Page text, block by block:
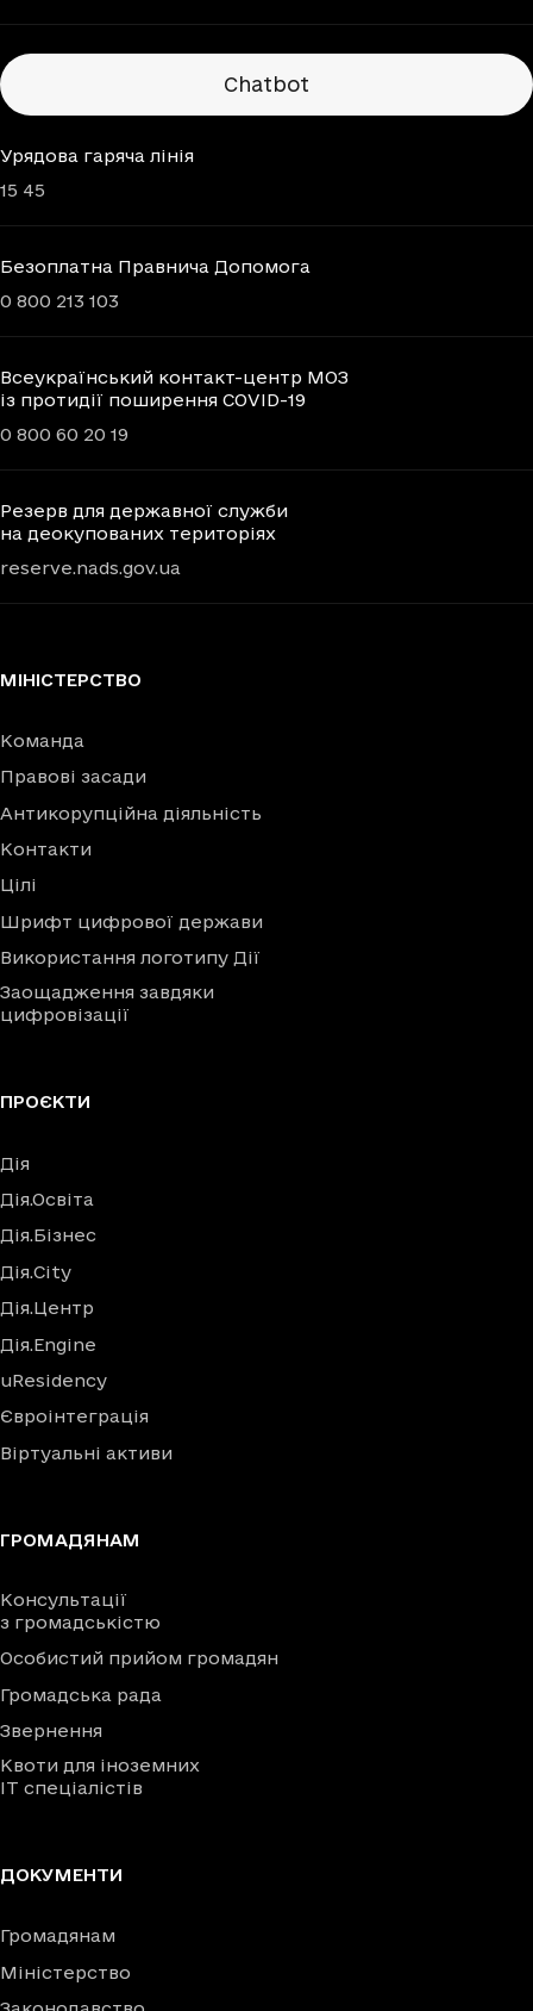
Chatbots
Chatbot
Урядова гаряча лінія
15 45
Безоплатна Правнича Допомога
0 800 213 103
Всеукраїнський контакт-центр МОЗ
із протидії поширення COVID-19
0 800 60 20 19
Резерв для державної служби
на деокупованих територіях
reserve.nads.gov.ua
МІНІСТЕРСТВО
Команда
Правові засади
Антикорупційна діяльність
Контакти
Цілі
Шрифт цифрової держави
Використання логотипу Дії
Заощадження завдяки
цифровізації
ПРОЄКТИ
Дія
Дія.Освіта
Дія.Бізнес
Дія.City
Дія.Центр
Дія.Engine
uResidency
Євроінтеграція
Віртуальні активи
ГРОМАДЯНАМ
Консультації
з громадськістю
Особистий прийом громадян
Громадська рада
Звернення
Квоти для іноземних
IT спеціалістів
ДОКУМЕНТИ
Громадянам
Міністерство